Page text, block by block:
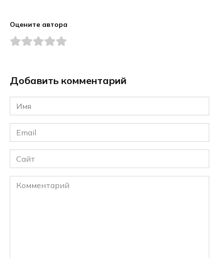
Оцените автора
Добавить комментарий
Имя
*
Email
*
Сайт
Комментарий